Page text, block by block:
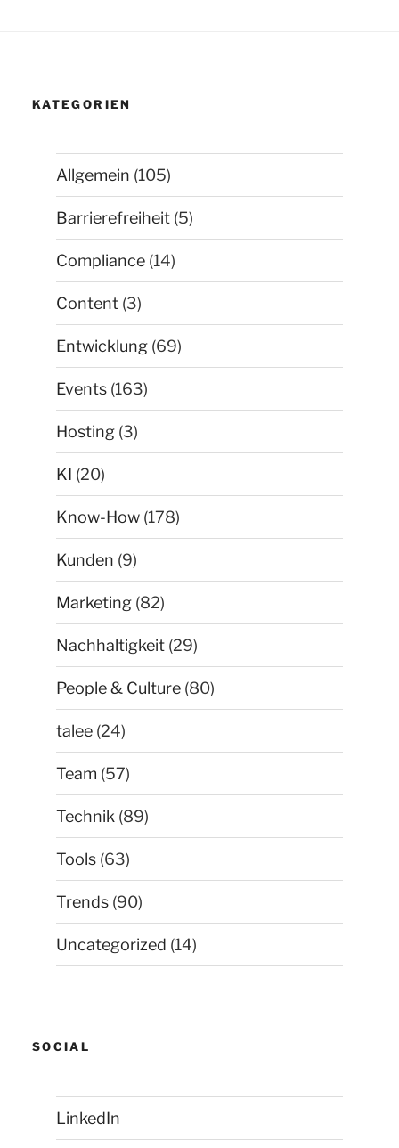
KATEGORIEN
Allgemein (105)
Barrierefreiheit (5)
Compliance (14)
Content (3)
Entwicklung (69)
Events (163)
Hosting (3)
KI (20)
Know-How (178)
Kunden (9)
Marketing (82)
Nachhaltigkeit (29)
People & Culture (80)
talee (24)
Team (57)
Technik (89)
Tools (63)
Trends (90)
Uncategorized (14)
SOCIAL
LinkedIn